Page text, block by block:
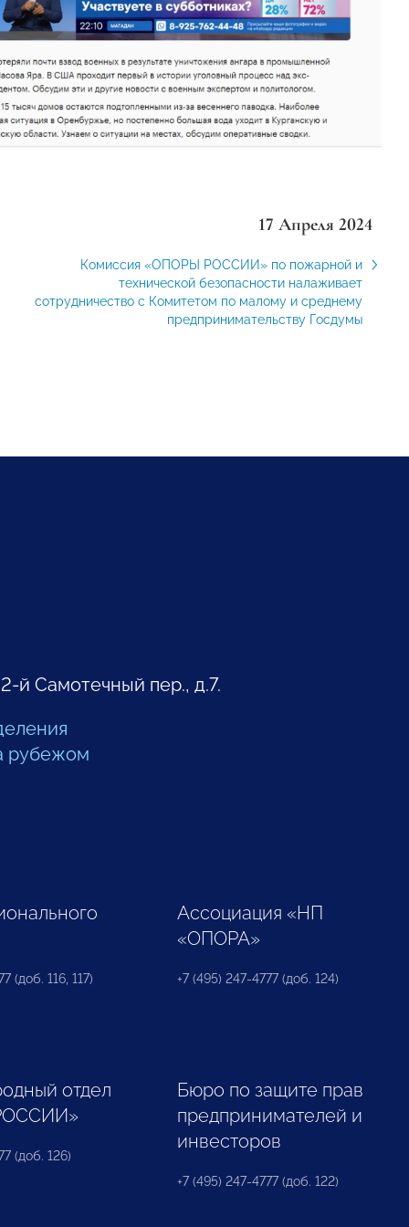
17 Апреля 2024
Комиссия «ОПОРЫ РОССИИ» по пожарной и
технической безопасности налаживает
сотрудничество с Комитетом по малому и среднему
предпринимательству Госдумы
й Самотечный пер., д.7.
рубежом
(доб. 116, 117)
Ассоциация «НП
«ОПОРА»
+7 (495) 247-4777 (доб. 124)
отдел
(доб. 126)
Бюро по защите прав
предпринимателей и
инвесторов
+7 (495) 247-4777 (доб. 122)